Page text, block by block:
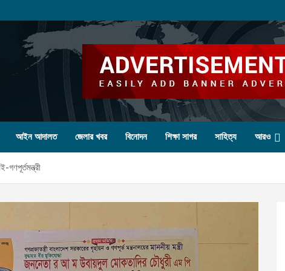
আইন আদালত জেলার খবর বিনোদন শিক্ষা সাগর সাহিত্য আরও
গণপূর্তমন্ত্রী